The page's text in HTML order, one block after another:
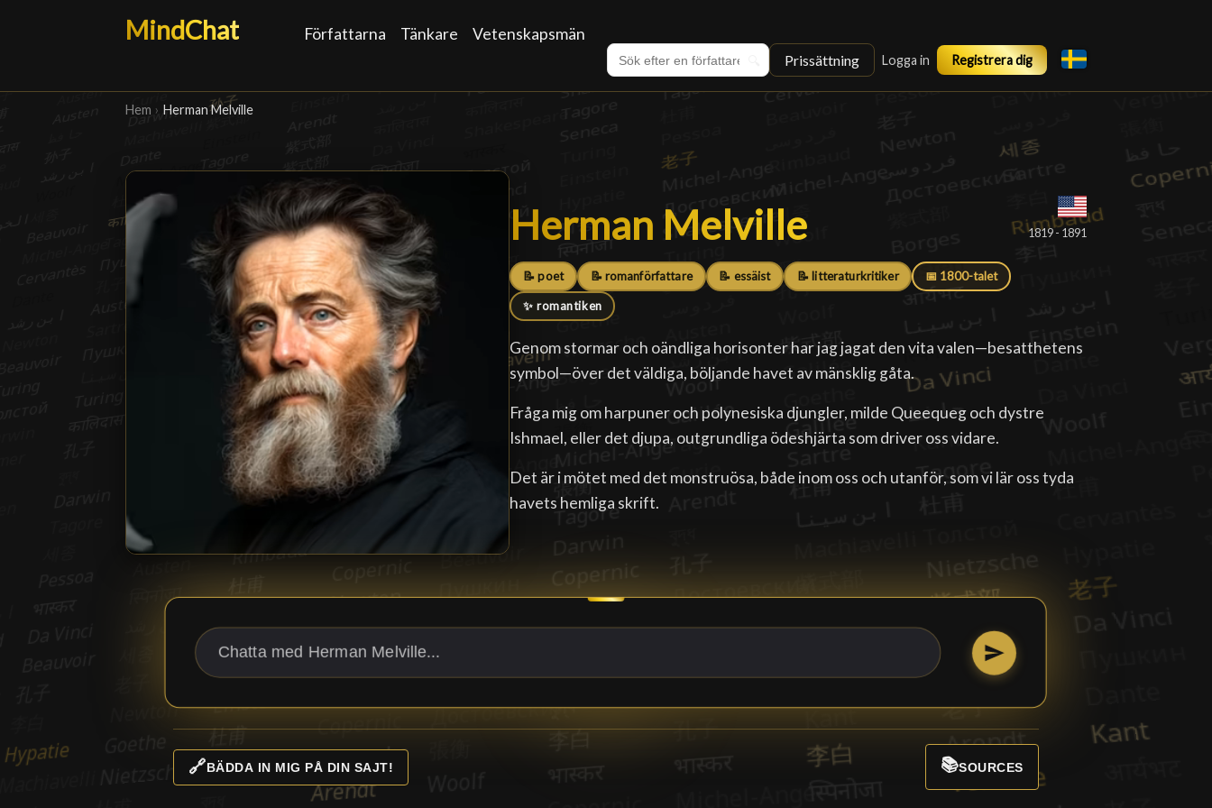
MindChat Författarna Tänkare Vetenskapsmän
Prissättning Logga in Registrera dig
Hem › Herman Melville
Herman Melville
Herman Melville 1819 - 1891
📝 poet 📝 romanförfattare 📝 essäist 📝 litteraturkritiker 📅 1800-talet
✨ romantiken
Genom stormar och oändliga horisonter har jag jagat den vita valen—besatthetens
symbol—över det väldiga, böljande havet av mänsklig gåta.
Fråga mig om harpuner och polynesiska djungler, milde Queequeg och dystre
Ishmael, eller det djupa, outgrundliga ödeshjärta som driver oss vidare.
Det är i mötet med det monstruösa, både inom oss och utanför, som vi lär oss tyda
havets hemliga skrift.
🔗BÄDDA IN MIG PÅ DIN SAJT! 📚SOURCES